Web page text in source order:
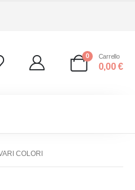
0 Carrello
0,00€
COLORI